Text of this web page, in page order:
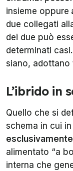
insieme oppure
due collegati
dei due può
determinati
siano, adottano
L’ibrido in
Quello che si
schema in cui
esclusivamente
alimentato “a
interna che